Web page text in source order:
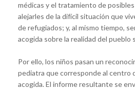
médicas y el tratamiento de
alejarles de la difícil situación que
de refugiados; y, al mismo tiempo,
acogida sobre la realidad del pueblo
Por ello, los niños pasan un
pediatra que corresponde al centro
acogida. El informe resultante se